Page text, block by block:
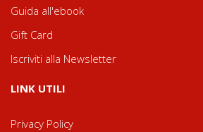
Guida all'ebook
Gift Card
Iscriviti alla Newsletter
LINK UTILI
Privacy Policy